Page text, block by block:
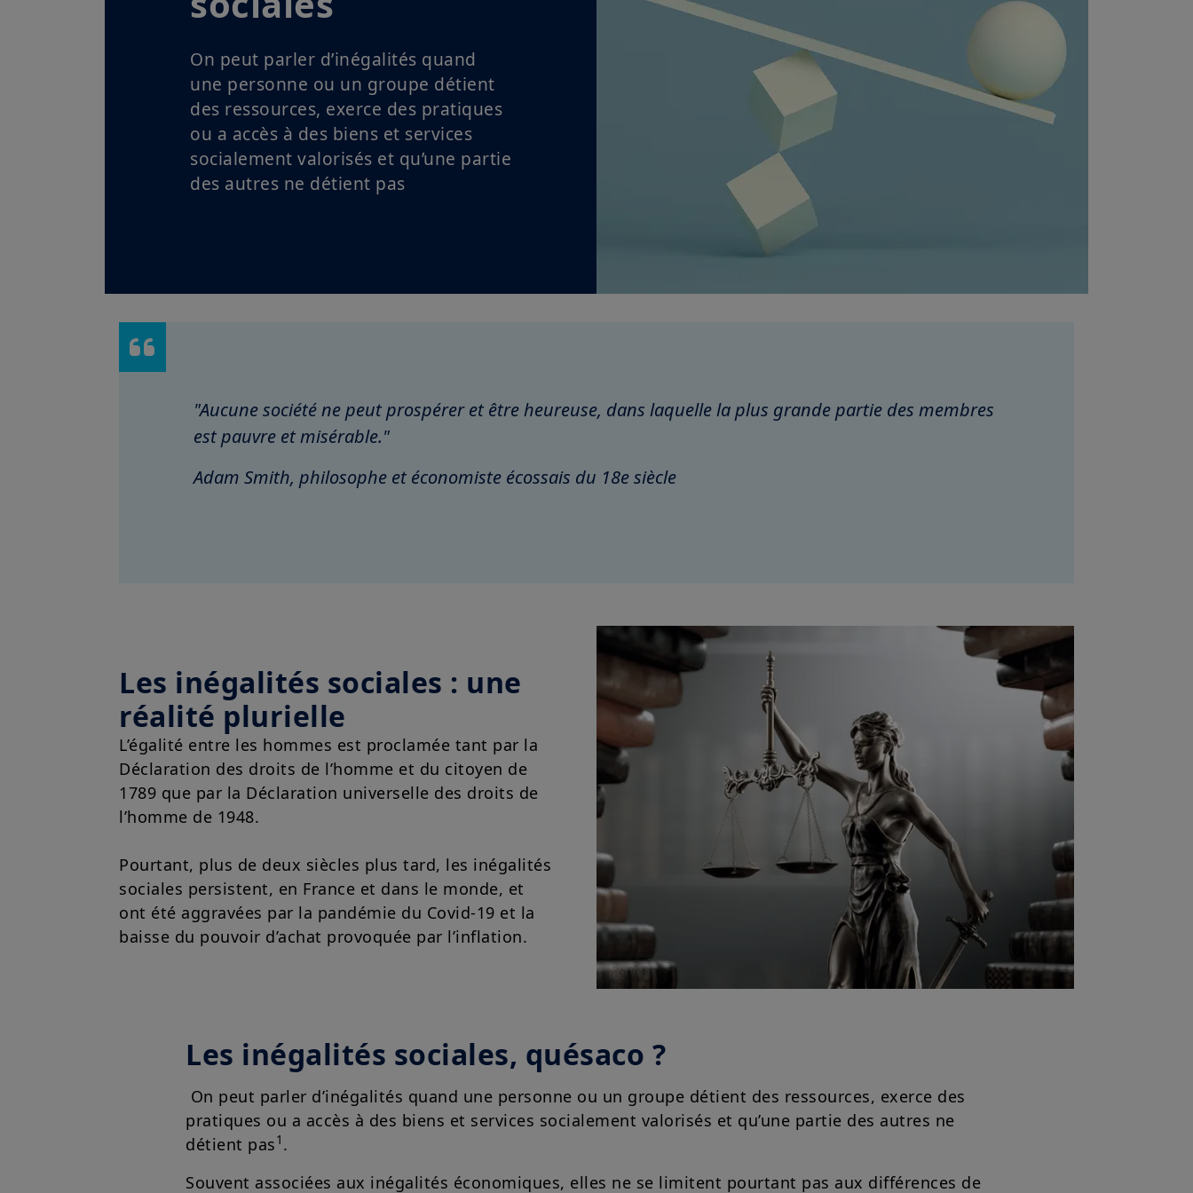
On peut parler d’inégalités quand
une personne ou un groupe détient
des ressources, exerce des pratiques
ou a accès à des biens et services
socialement valorisés et qu’une partie
des autres ne détient pas
"Aucune société ne peut prospérer et être heureuse, dans laquelle la plus grande partie des membres
est pauvre et misérable."
Adam Smith, philosophe et économiste écossais du 18e siècle
Les inégalités sociales : une
réalité plurielle
L’égalité entre les hommes est proclamée tant par la
Déclaration des droits de l’homme et du citoyen de
1789 que par la Déclaration universelle des droits de
l’homme de 1948.
Pourtant, plus de deux siècles plus tard, les inégalités
sociales persistent, en France et dans le monde, et
ont été aggravées par la pandémie du Covid-19 et la
baisse du pouvoir d’achat provoquée par l’inflation.
Les inégalités sociales, quésaco ?
On peut parler d’inégalités quand une personne ou un groupe détient des ressources, exerce des
pratiques ou a accès à des biens et services socialement valorisés et qu’une partie des autres ne
détient pas1 .
Souvent associées aux inégalités économiques, elles ne se limitent pourtant pas aux différences de